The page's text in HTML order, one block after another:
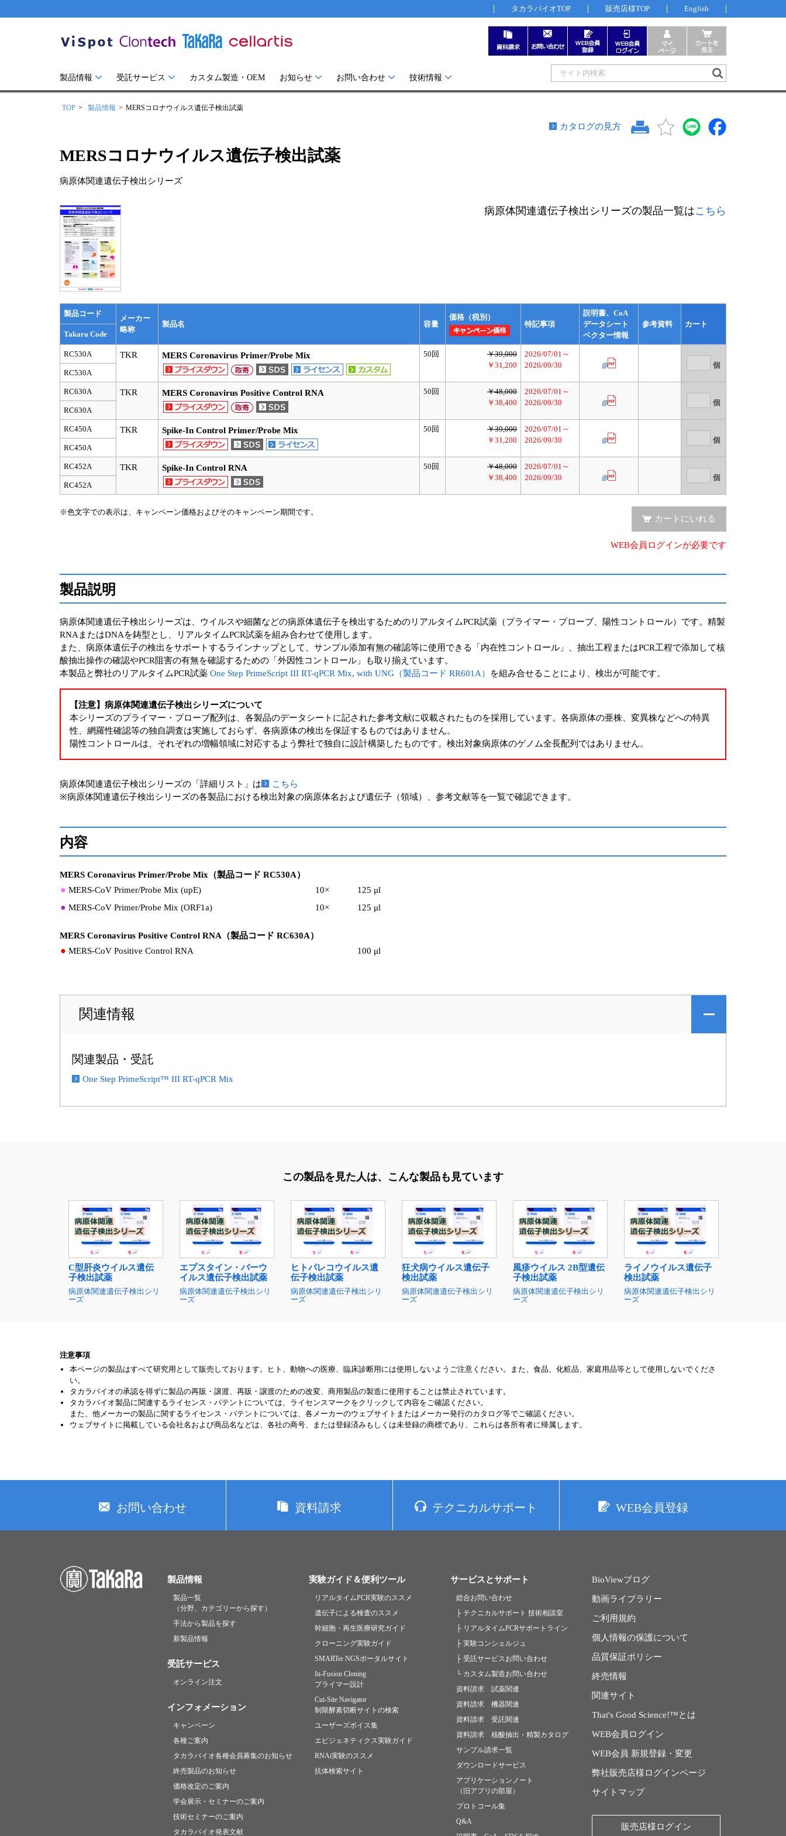
タカラバイオTOP 販売店様TOP English
製品情報 受託サービス カスタム製造・OEM お知らせ お問い合わせ 技術情報
TOP 製品情報 MERSコロナウイルス遺伝子検出試薬
カタログの見方
MERSコロナウイルス遺伝子検出試薬
病原体関連遺伝子検出シリーズ
病原体関連遺伝子検出シリーズの製品一覧はこちら
製品コード
メーカー
略称
製品名 容量
価格（税別）
特記事項
説明書、CoA
データシート
ベクター情報
参考資料
カート
Takara Code
RC530A TKR MERS Coronavirus Primer/Probe Mix 50回
￥39,000
￥31,200
2026/07/01～
2026/09/30
個
RC530A
RC630A TKR MERS Coronavirus Positive Control RNA 50回
￥48,000
￥38,400
2026/07/01～
2026/09/30
個
RC630A
RC450A TKR Spike-In Control Primer/Probe Mix 50回
￥39,000
￥31,200
2026/07/01～
2026/09/30
個
RC450A
RC452A TKR Spike-In Control RNA 50回
￥48,000
￥38,400
2026/07/01～
2026/09/30
個
RC452A
※色文字での表示は、キャンペーン価格およびそのキャンペーン期間です。
カートにいれる
WEB会員ログインが必要です
製品説明
病原体関連遺伝子検出シリーズは、ウイルスや細菌などの病原体遺伝子を検出するためのリアルタイムPCR試薬（プライマー・プローブ、陽性コントロール）です。精製
RNAまたはDNAを鋳型とし、リアルタイムPCR試薬を組み合わせて使用します。
また、病原体遺伝子の検出をサポートするラインナップとして、サンプル添加有無の確認等に使用できる「内在性コントロール」、抽出工程またはPCR工程で添加して核
酸抽出操作の確認やPCR阻害の有無を確認するための「外因性コントロール」も取り揃えています。
本製品と弊社のリアルタイムPCR試薬 One Step PrimeScript III RT-qPCR Mix, with UNG（製品コード RR601A） を組み合せることにより、検出が可能です。
【注意】病原体関連遺伝子検出シリーズについて
本シリーズのプライマー・プローブ配列は、各製品のデータシートに記された参考文献に収載されたものを採用しています。各病原体の亜株、変異株などへの特異
性、網羅性確認等の独自調査は実施しておらず、各病原体の検出を保証するものではありません。
陽性コントロールは、それぞれの増幅領域に対応するよう弊社で独自に設計構築したものです。検出対象病原体のゲノム全長配列ではありません。
病原体関連遺伝子検出シリーズの「詳細リスト」は
こちら
※病原体関連遺伝子検出シリーズの各製品における検出対象の病原体名および遺伝子（領域）、参考文献等を一覧で確認できます。
内容
MERS Coronavirus Primer/Probe Mix（製品コード RC530A）
● MERS-CoV Primer/Probe Mix (upE) 10× 125 μl
● MERS-CoV Primer/Probe Mix (ORF1a) 10× 125 μl
MERS Coronavirus Positive Control RNA（製品コード RC630A）
● MERS-CoV Positive Control RNA 100 μl
関連情報
関連製品・受託
One Step PrimeScript™ III RT-qPCR Mix
この製品を見た人は、 こんな製品も見ています
C型肝炎ウイルス遺伝
子検出試薬
病原体関連遺伝子検出シリ
ーズ
エプスタイン・バーウ
イルス遺伝子検出試薬
病原体関連遺伝子検出シリ
ーズ
ヒトパレコウイルス遺
伝子検出試薬
病原体関連遺伝子検出シリ
ーズ
狂犬病ウイルス遺伝子
検出試薬
病原体関連遺伝子検出シリ
ーズ
風疹ウイルス 2B型遺伝
子検出試薬
病原体関連遺伝子検出シリ
ーズ
ライノウイルス遺伝子
検出試薬
病原体関連遺伝子検出シリ
ーズ
注意事項
本ページの製品はすべて研究用として販売しております。ヒト、動物への医療、臨床診断用には使用しないようご注意ください。また、食品、化粧品、家庭用品等として使用しないでくださ
い。
タカラバイオの承認を得ずに製品の再販・譲渡、再販・譲渡のための改変、商用製品の製造に使用することは禁止されています。
タカラバイオ製品に関連するライセンス・パテントについては、ライセンスマークをクリックして内容をご確認ください。
また、他メーカーの製品に関するライセンス・パテントについては、各メーカーのウェブサイトまたはメーカー発行のカタログ等でご確認ください。
ウェブサイトに掲載している会社名および商品名などは、各社の商号、または登録済みもしくは未登録の商標であり、これらは各所有者に帰属します。
お問い合わせ 資料請求 テクニカルサポート WEB会員登録
製品情報
製品一覧
（分野、カテゴリーから探す）
手法から製品を探す
新製品情報
受託サービス
オンライン注文
インフォメーション
キャンペーン
各種ご案内
タカラバイオ各種会員募集のお知らせ
終売製品のお知らせ
価格改定のご案内
学会展示・セミナーのご案内
技術セミナーのご案内
タカラバイオ発表文献
実験ガイド＆便利ツール
リアルタイムPCR実験のススメ
遺伝子による検査のススメ
幹細胞・再生医療研究ガイド
クローニング実験ガイド
SMARTer NGSポータルサイト
In-Fusion Cloning
プライマー設計
Cut-Site Navigator
制限酵素切断サイトの検索
ユーザーズボイス集
エピジェネティクス実験ガイド
RNAi実験のススメ
抗体検索サイト
サービスとサポート
総合お問い合わせ
├ テクニカルサポート 技術相談室
├ リアルタイムPCRサポートライン
├ 実験コンシェルジュ
├ 受託サービスお問い合わせ
└ カスタム製造お問い合わせ
資料請求 試薬関連
資料請求 機器関連
資料請求 受託関連
資料請求 核酸抽出・精製カタログ
サンプル請求一覧
ダウンロードサービス
アプリケーションノート
（旧アプリの部屋）
プロトコール集
Q&A
BioViewブログ
動画ライブラリー
ご利用規約
個人情報の保護について
品質保証ポリシー
終売情報
関連サイト
That's Good Science!™とは
WEB会員ログイン
WEB会員 新規登録・変更
弊社販売店様ログインページ
サイトマップ
販売店様ログイン